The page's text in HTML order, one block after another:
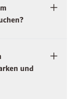
und